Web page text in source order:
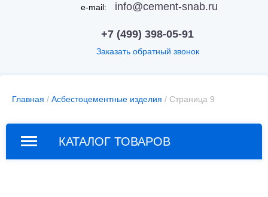
e-mail: info@cement-snab.ru
+7 (499) 398-05-91
Заказать обратный звонок
Главная / Асбестоцементные изделия / Страница 9
КАТАЛОГ ТОВАРОВ